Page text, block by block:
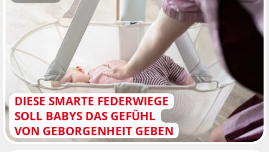
DIESE SMARTE FEDERWIEGE
SOLL BABYS DAS GEFÜHL
VON GEBORGENHEIT GEBEN